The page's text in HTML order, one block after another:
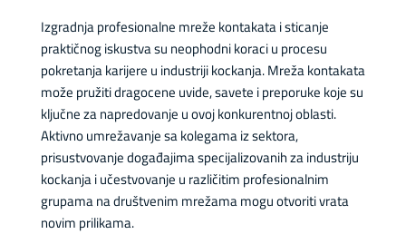
Izgradnja profesionalne mreže kontakata i sticanje
praktičnog iskustva su neophodni koraci u procesu
pokretanja karijere u industriji kockanja. Mreža kontakata
može pružiti dragocene uvide, savete i preporuke koje su
ključne za napredovanje u ovoj konkurentnoj oblasti.
Aktivno umrežavanje sa kolegama iz sektora,
prisustvovanje događajima specijalizovanih za industriju
kockanja i učestvovanje u različitim profesionalnim
grupama na društvenim mrežama mogu otvoriti vrata
novim prilikama.